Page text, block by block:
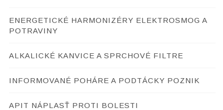
ENERGETICKÉ HARMONIZÉRY ELEKTROSMOG A
POTRAVINY
ALKALICKÉ KANVICE A SPRCHOVÉ FILTRE
INFORMOVANÉ POHÁRE A PODTÁCKY POZNIK
APIT NÁPLASŤ PROTI BOLESTI